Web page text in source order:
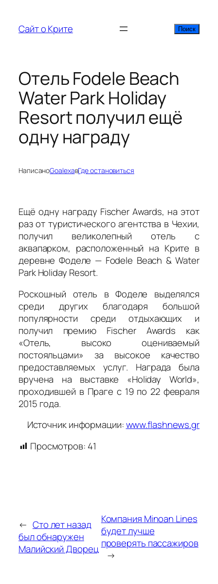
содержимому
Сайт о Крите Поиск
Поиск
Отель Fodele Beach
Water Park Holiday
Resort получил ещё
одну награду
НаписаноGoalexaвГде остановиться
Ещё одну награду Fischer Awards, на этот
раз от туристического агентства в Чехии,
получил великолепный отель с
аквапарком, расположенный на Крите в
деревне Фоделе — Fodele Beach & Water
Park Holiday Resort.
Роскошный отель в Фоделе выделялся
среди других благодаря большой
популярности среди отдыхающих и
получил премию Fischer Awards как
«Отель, высоко оцениваемый
постояльцами» за высокое качество
предоставляемых услуг. Награда была
вручена на выставке «Holiday World»,
проходившей в Праге с 19 по 22 февраля
2015 года.
Источник информации:www.flashnews.gr
Просмотров: 41
← Сто лет назад
был обнаружен
Малийский Дворец
Компания Minoan Lines
будет лучше
проверять пассажиров
→